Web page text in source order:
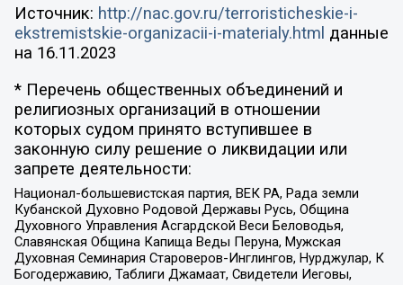
Источник: http://nac.gov.ru/terroristicheskie-i-
ekstremistskie-organizacii-i-materialy.html данные
на 16.11.2023
* Перечень общественных объединений и
религиозных организаций в отношении
которых судом принято вступившее в
законную силу решение о ликвидации или
запрете деятельности:
Национал-большевистская партия, ВЕК РА, Рада земли
Кубанской Духовно Родовой Державы Русь, Община
Духовного Управления Асгардской Веси Беловодья,
Славянская Община Капища Веды Перуна, Мужская
Духовная Семинария Староверов-Инглингов, Нурджулар, К
Богодержавию, Таблиги Джамаат, Свидетели Иеговы,